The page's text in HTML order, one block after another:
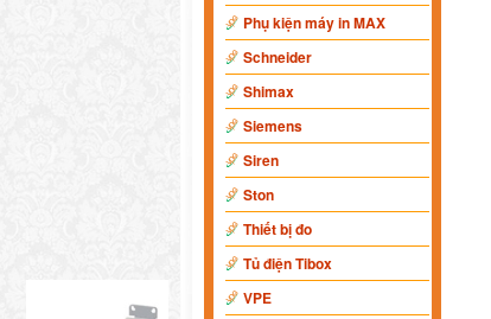
Phụ kiện máy in MAX
Schneider
Shimax
Siemens
Siren
Ston
Thiết bị đo
Tủ điện Tibox
VPE